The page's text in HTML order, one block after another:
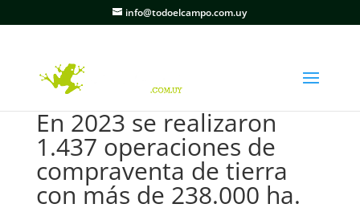
info@todoelcampo.com.uy
En 2023 se realizaron
1.437 operaciones de
compraventa de tierra
con más de 238.000 ha.